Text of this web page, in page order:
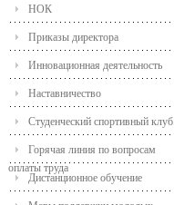
НОК
Приказы директора
Инновационная деятельность
Наставничество
Студенческий спортивный клуб
Горячая линия по вопросам
оплаты труда
Дистанционное обучение